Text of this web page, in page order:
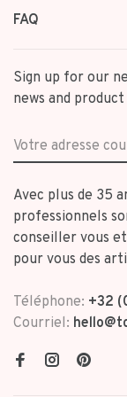
FAQ
Sign up for our
news and
Avec plus de 35
professionnels
conseiller vous
pour vous des
Téléphone: +32
Courriel: